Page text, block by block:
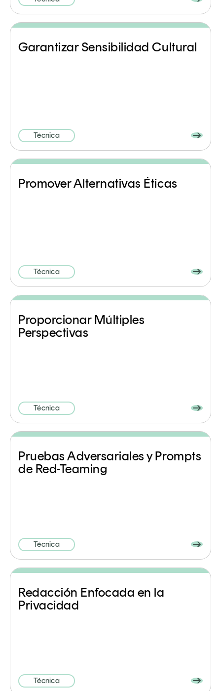
Garantizar Sensibilidad Cultural
Técnica
Promover Alternativas Éticas
Técnica
Proporcionar Múltiples
Perspectivas
Técnica
Pruebas Adversariales y Prompts
de Red-Teaming
Técnica
Redacción Enfocada en la
Privacidad
Técnica